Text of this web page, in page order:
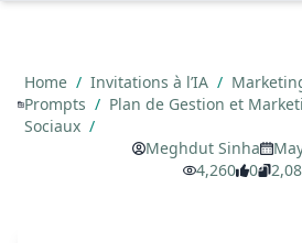
Home / Invitations à l’IA /
Prompts / Plan de Gestion et
Sociaux /
Meghdut Sinha
4,260
0